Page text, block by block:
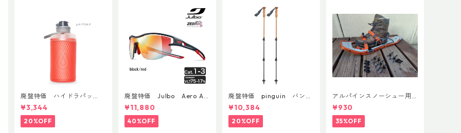
廃盤特価 ハイドラパッ
ク フラックス 750ml
¥3,344
20%OFF
廃盤特価 Julbo Aero Asi
anFit
¥11,880
40%OFF
廃盤特価 pinguin バンブ
ーFLフォーム(ペア)
¥10,384
20%OFF
アルパインスノーシュー用
ストラップキャッチ(ペア)
¥930
35%OFF